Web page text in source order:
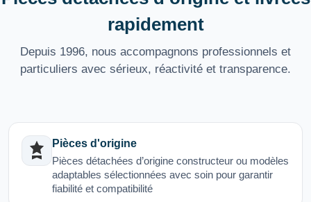
rapidement
Depuis 1996, nous accompagnons professionnels et
particuliers avec sérieux, réactivité et transparence.
Pièces d'origine
Pièces détachées d’origine constructeur ou modèles
adaptables sélectionnées avec soin pour garantir
fiabilité et compatibilité